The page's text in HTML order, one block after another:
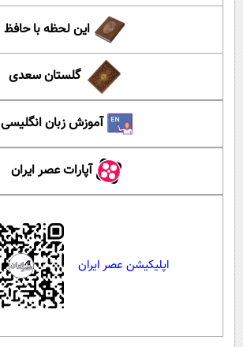
این لحظه با حافظ
گلستان سعدی
آموزش زبان انگلیسی
آپارات عصر ایران
اپلیکیشن عصر ایران